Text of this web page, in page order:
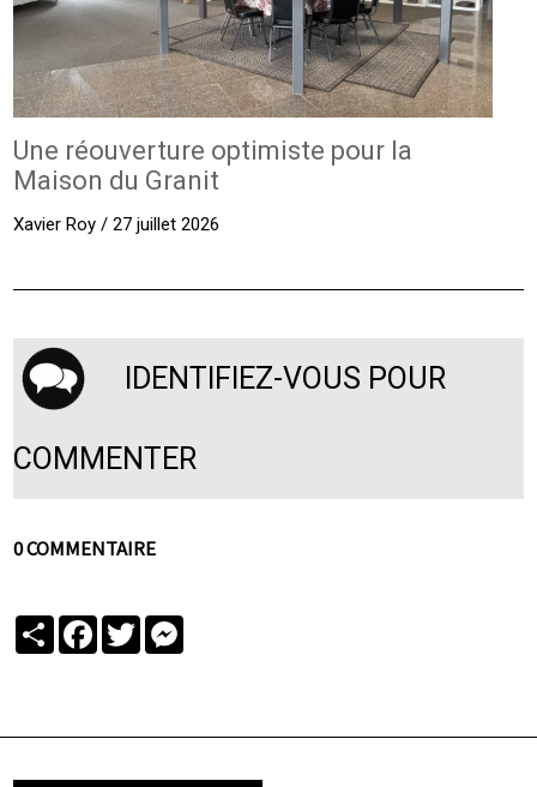
Une réouverture optimiste pour la
Maison du Granit
Xavier Roy / 27 juillet 2026
IDENTIFIEZ-VOUS POUR
COMMENTER
0 COMMENTAIRE
PartagerFacebook
Twitter